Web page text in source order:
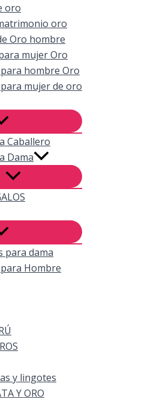
oro
oro
Oro hombre
mujer Oro
hombre Oro
mujer de oro
Caballero
Dama
para dama
Hombre
y lingotes
Y ORO